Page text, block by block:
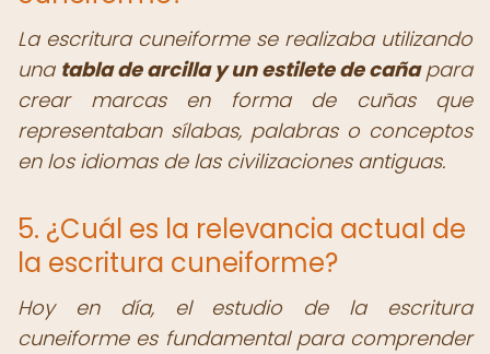
La escritura cuneiforme se realizaba utilizando
una tabla de arcilla y un estilete de cañapara
crear marcas en forma de cuñas que
representaban sílabas, palabras o conceptos
en los idiomas de las civilizaciones antiguas.
5. ¿Cuál es la relevancia actual de
la escritura cuneiforme?
Hoy en día, el estudio de la escritura
cuneiforme es fundamental para comprender